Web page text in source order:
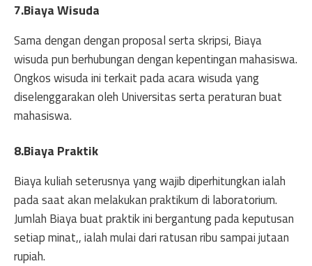
7.Biaya Wisuda
Sama dengan dengan proposal serta skripsi, Biaya
wisuda pun berhubungan dengan kepentingan mahasiswa.
Ongkos wisuda ini terkait pada acara wisuda yang
diselenggarakan oleh Universitas serta peraturan buat
mahasiswa.
8.Biaya Praktik
Biaya kuliah seterusnya yang wajib diperhitungkan ialah
pada saat akan melakukan praktikum di laboratorium.
Jumlah Biaya buat praktik ini bergantung pada keputusan
setiap minat,, ialah mulai dari ratusan ribu sampai jutaan
rupiah.